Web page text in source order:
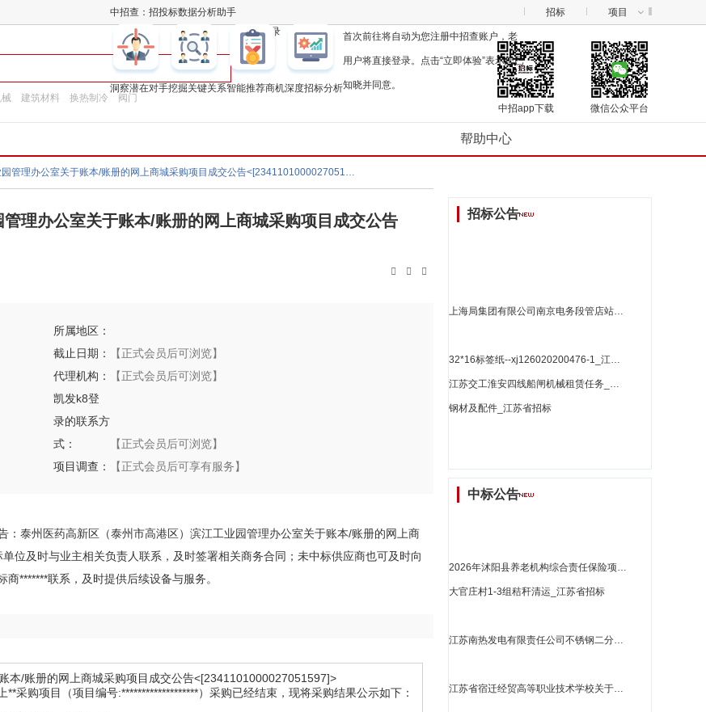
中招查：招投标数据分析助手
洞察潜在对手挖掘关键关系智能推荐商机深度招标分析
首次前往将自动为您注册中招查账户，老
用户将直接登录。点击“立即体验”表示您已
知晓并同意。
招标
项目
凯发k8登录
建筑材料 换热制冷
阀门
微信公众平台
中招app下载
帮助中心
泰州医药高新区（泰州市高港区）滨江工业园管理办公室关于账本/账册的网上商城采购项目成交公告<[2341101000027051597]>
理办公室关于账本/账册的网上商城采购项目成交公告



所属地区：
截止日期：
【正式会员后可浏览】
代理机构：
【正式会员后可浏览】
凯发k8登
录的联系方
式：
【正式会员后可浏览】
项目调查：
【正式会员后可享有服务】
：泰州医药高新区（泰州市高港区）滨江工业园管理办公室关于账本/账册的网上商
位及时与业主相关负责人联系，及时签署相关商务合同；未中标供应商也可及时向
*******联系，及时提供后续设备与服务。
本/账册的网上商城采购项目成交公告<[2341101000027051597]>
采购项目（项目编号:*******************）采购已经结束，现将采购结果公示如下：
招标公告
上海局集团有限公司南京电务段管店站室外信号设备超期隐患整治勘察设计采购公告_江苏省招标
32*16标签纸--xj126020200476-1_江苏省招标
江苏交工淮安四线船闸机械租赁任务_江苏省招标
钢材及配件_江苏省招标
中标公告
2026年沭阳县养老机构综合责任保险项目成交公告_江苏省招标
大官庄村1-3组秸秆清运_江苏省招标
江苏南热发电有限责任公司不锈钢二分器采购询比采购结果公告_江苏省招标
江苏省宿迁经贸高等职业技术学校关于冰桶的网上商城采购项目成交公告[2451101000027048376]_江苏省招标